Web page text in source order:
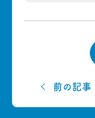
前の記事